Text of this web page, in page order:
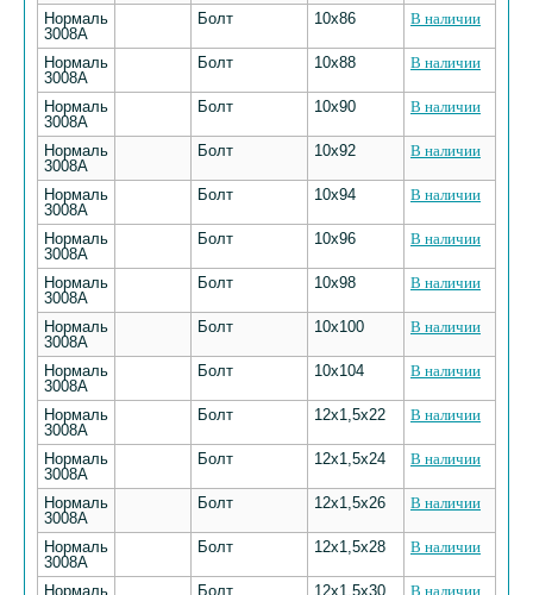
Нормаль
3008А
Болт 10х86 В наличии
Нормаль
3008А
Болт 10х88 В наличии
Нормаль
3008А
Болт 10х90 В наличии
Нормаль
3008А
Болт 10х92 В наличии
Нормаль
3008А
Болт 10х94 В наличии
Нормаль
3008А
Болт 10х96 В наличии
Нормаль
3008А
Болт 10х98 В наличии
Нормаль
3008А
Болт 10х100 В наличии
Нормаль
3008А
Болт 10х104 В наличии
Нормаль
3008А
Болт 12х1,5х22 В наличии
Нормаль
3008А
Болт 12х1,5х24 В наличии
Нормаль
3008А
Болт 12х1,5х26 В наличии
Нормаль
3008А
Болт 12х1,5х28 В наличии
Нормаль
Болт 12х1,5х30 В наличии